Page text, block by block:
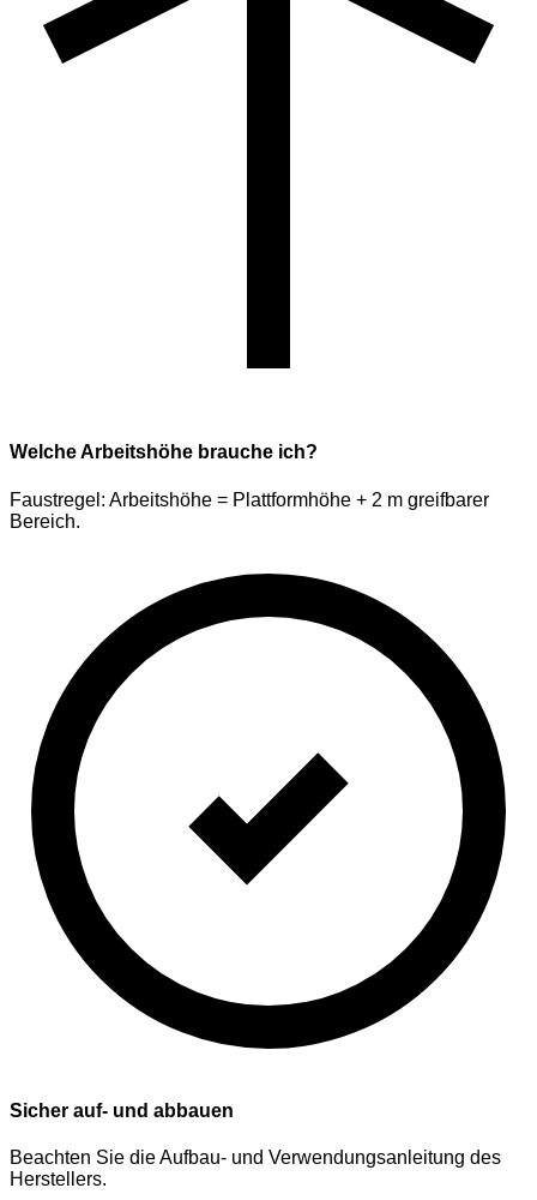
Welche Arbeitshöhe brauche ich?
Faustregel: Arbeitshöhe = Plattformhöhe + 2 m greifbarer
Bereich.
Sicher auf- und abbauen
Beachten Sie die Aufbau- und Verwendungsanleitung des
Herstellers.